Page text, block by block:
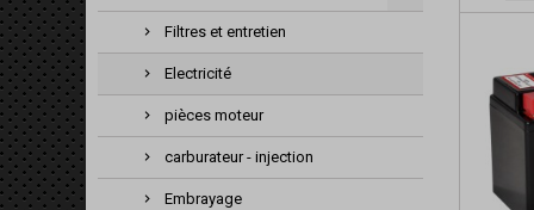
Filtres et entretien
Electricité
pièces moteur
carburateur - injection
Embrayage